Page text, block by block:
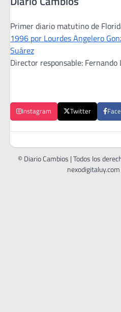
Primer diario matutino de
1996 por Lourdes Angelero
Suárez
Director responsable: Fernando
Instagram Twitter